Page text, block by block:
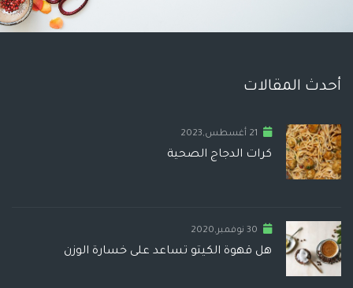
أحدث المقالات
21 أغسطس,2023
كرات الدجاج الصحية
30 نوفمبر,2020
هل قهوة الكيتو تساعد على خسارة الوزن